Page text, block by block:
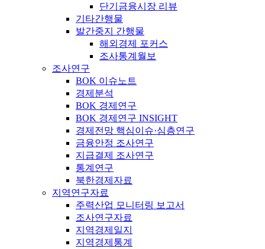
단기금융시장 리뷰
기타간행물
발간중지 간행물
해외경제 포커스
조사통계월보
조사연구
BOK 이슈노트
경제분석
BOK 경제연구
BOK 경제연구 INSIGHT
경제전망 핵심이슈·심층연구
금융안정 조사연구
지급결제 조사연구
통계연구
북한경제자료
지역연구자료
주력산업 모니터링 보고서
조사연구자료
지역경제일지
지역경제통계